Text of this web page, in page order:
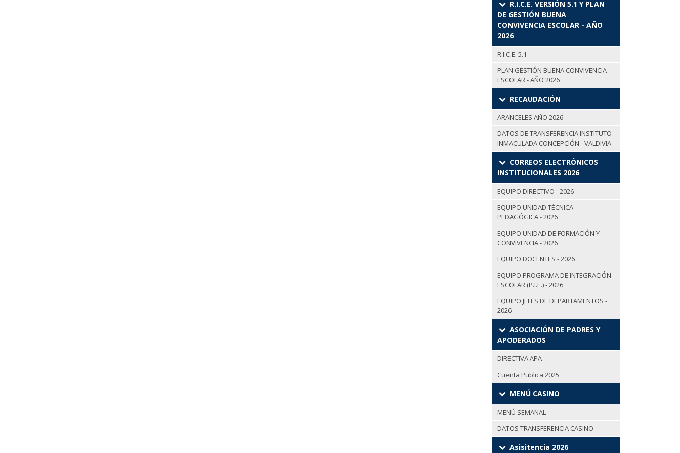
R.I.C.E. VERSIÓN 5.1 Y PLAN
DE GESTIÓN BUENA
CONVIVENCIA ESCOLAR - AÑO
2026
R.I.C.E. 5.1
PLAN GESTIÓN BUENA CONVIVENCIA
ESCOLAR - AÑO 2026
RECAUDACIÓN
ARANCELES AÑO 2026
DATOS DE TRANSFERENCIA INSTITUTO
INMACULADA CONCEPCIÓN - VALDIVIA
CORREOS ELECTRÓNICOS
INSTITUCIONALES 2026
EQUIPO DIRECTIVO - 2026
EQUIPO UNIDAD TÉCNICA
PEDAGÓGICA - 2026
EQUIPO UNIDAD DE FORMACIÓN Y
CONVIVENCIA - 2026
EQUIPO DOCENTES - 2026
EQUIPO PROGRAMA DE INTEGRACIÓN
ESCOLAR (P.I.E.) - 2026
EQUIPO JEFES DE DEPARTAMENTOS -
2026
ASOCIACIÓN DE PADRES Y
APODERADOS
DIRECTIVA APA
Cuenta Publica 2025
MENÚ CASINO
MENÚ SEMANAL
DATOS TRANSFERENCIA CASINO
Asisitencia 2026